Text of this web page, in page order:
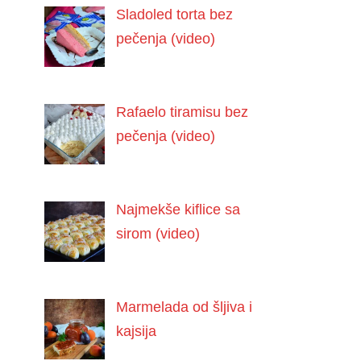
Sladoled torta bez
pečenja (video)
Rafaelo tiramisu bez
pečenja (video)
Najmekše kiflice sa
sirom (video)
Marmelada od šljiva i
kajsija